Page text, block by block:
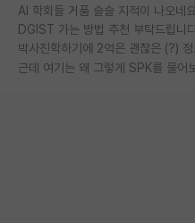
AI 학회들 거품 슬슬 지적이 나오네요
DGIST 가는 방법 추천 부탁드립니
근데 여기는 왜 그렇게 SPK를 물어